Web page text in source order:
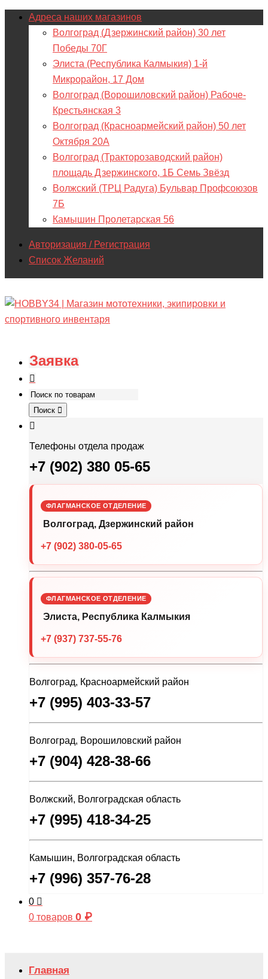
Адреса наших магазинов
Волгоград (Дзержинский район) 30 лет
Победы 70Г
Элиста (Республика Калмыкия) 1-й
Микрорайон, 17 Дом
Волгоград (Ворошиловский район) Рабоче-
Крестьянская 3
Волгоград (Красноармейский район) 50 лет
Октября 20А
Волгоград (Тракторозаводский район)
площадь Дзержинского, 1Б Семь Звёзд
Волжский (ТРЦ Радуга) Бульвар Профсоюзов
7Б
Камышин Пролетарская 56
Авторизация / Регистрация
Список Желаний
Заявка
Поиск
Телефоны отдела продаж
+7 (902) 380 05-65
ФЛАГМАНСКОЕ ОТДЕЛЕНИЕ
Волгоград, Дзержинский район
+7 (902) 380-05-65
ФЛАГМАНСКОЕ ОТДЕЛЕНИЕ
Элиста, Республика Калмыкия
+7 (937) 737-55-76
Волгоград, Красноармейский район
+7 (995) 403-33-57
Волгоград, Ворошиловский район
+7 (904) 428-38-66
Волжский, Волгоградская область
+7 (995) 418-34-25
Камышин, Волгоградская область
+7 (996) 357-76-28
0
0 товаров 0 ₽
Главная